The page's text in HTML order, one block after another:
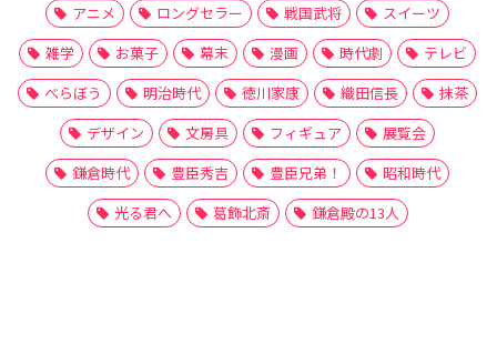
アニメ
ロングセラー 戦国武将
スイーツ
雑学
お菓子 幕末 漫画 時代劇
テレビ
べらぼう
明治時代 徳川家康 織田信長
抹茶
デザイン
文房具 フィギュア
展覧会
鎌倉時代
豊臣秀吉 豊臣兄弟！
昭和時代
光る君へ
葛飾北斎 鎌倉殿の13人